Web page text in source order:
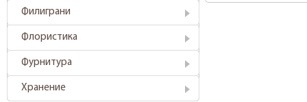
Филиграни
Флористика
Фурнитура
Хранение